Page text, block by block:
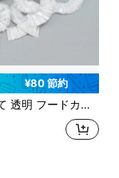
¥80 節約
カバー、ベーカリーや家庭向け、3サイズ展開、アウトドア、キャンプに適しています